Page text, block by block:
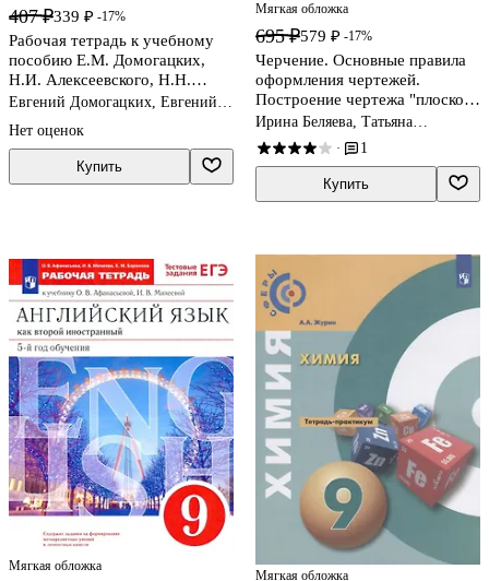
407 ₽339 ₽ -17%
Рабочая тетрадь к учебному
пособию Е.М. Домогацких,
Н.И. Алексеевского, Н.Н.
Клюева "География". 9 класс.
Евгений Домогацких, Евгений
Нет оценок
Купить
Мягкая обложка
695 ₽579 ₽ -17%
Черчение. Основные правила
оформления чертежей.
Построение чертежа "плоской"
детали. Рабочая тетрадь № 1
Ирина Беляева, Татьяна
Кучукова, Наталья
Преображенская
· 1
Купить
Мягкая обложка
Мягкая обложка